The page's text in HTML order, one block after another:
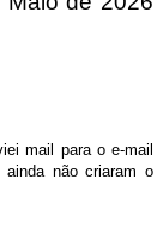
mail para o e-mail
não criaram o